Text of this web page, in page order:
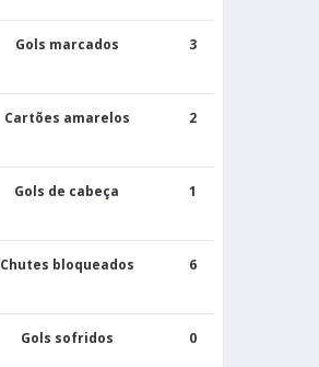
Gols marcados 3
Cartões amarelos 2
Gols de cabeça 1
Chutes bloqueados 6
Gols sofridos 0